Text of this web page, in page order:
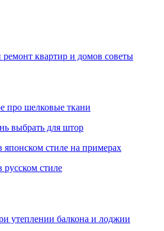
ремонт квартир и домов советы
про шелковые ткани
выбрать для штор
японском стиле на примерах
русском стиле
утеплении балкона и лоджии